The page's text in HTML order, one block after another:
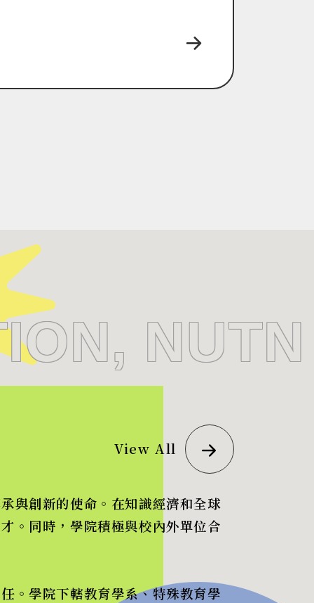
NUTN
View All
與創新的使命。在知識經濟和全球
。同時，學院積極與校內外單位合
。學院下轄教育學系、特殊教育學